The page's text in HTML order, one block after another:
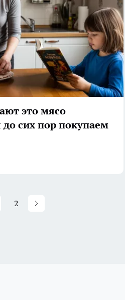
это мясо
сих пор покупаем
2